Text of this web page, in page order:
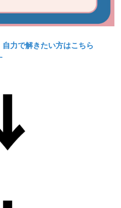
自力で解きたい方はこちら